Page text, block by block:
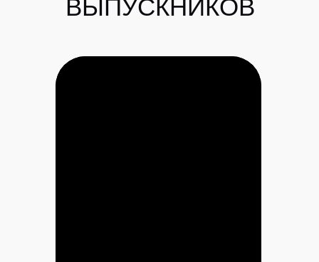
Юлия
и как их избежать